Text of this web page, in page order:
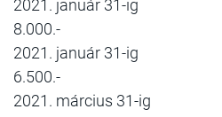
2021. január
8.000.-
2021. január 31-
6.500.-
2021. március